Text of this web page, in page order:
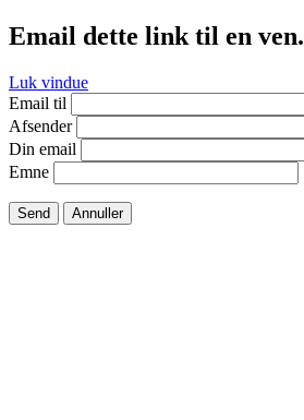
Email dette link til en ven.
Luk vindue
Email til
Afsender
Din email
Emne
Send Annuller